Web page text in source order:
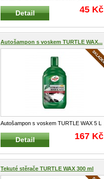
Zimní škrabka na led a sn
Detail 45 Kč
Autošampon s voskem TURTLE WAX...
Autošampon s voskem TURTLE WAX 5 L
Profesionální univerzální příprave...
Detail 167 Kč
Tekuté stěrače TURTLE WAX 300 ml